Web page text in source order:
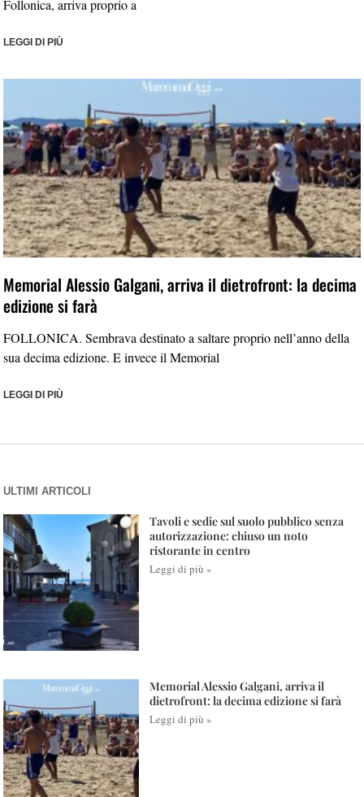
Follonica, arriva proprio a
LEGGI DI PIÙ
Memorial Alessio Galgani, arriva il dietrofront: la decima
edizione si farà
FOLLONICA. Sembrava destinato a saltare proprio nell’anno della
sua decima edizione. E invece il Memorial
LEGGI DI PIÙ
ULTIMI ARTICOLI
Tavoli e sedie sul suolo pubblico senza
autorizzazione: chiuso un noto
ristorante in centro
Leggi di più »
Memorial Alessio Galgani, arriva il
dietrofront: la decima edizione si farà
Leggi di più »